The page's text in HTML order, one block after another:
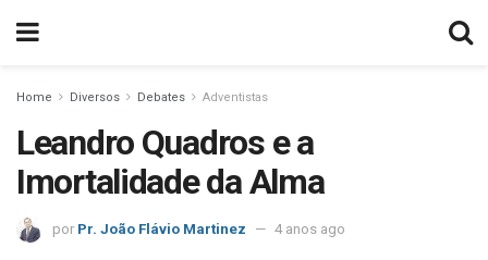
Home Diversos Debates Adventistas
Leandro Quadros e a
Imortalidade da Alma
por Pr. João Flávio Martinez 4 anos ago